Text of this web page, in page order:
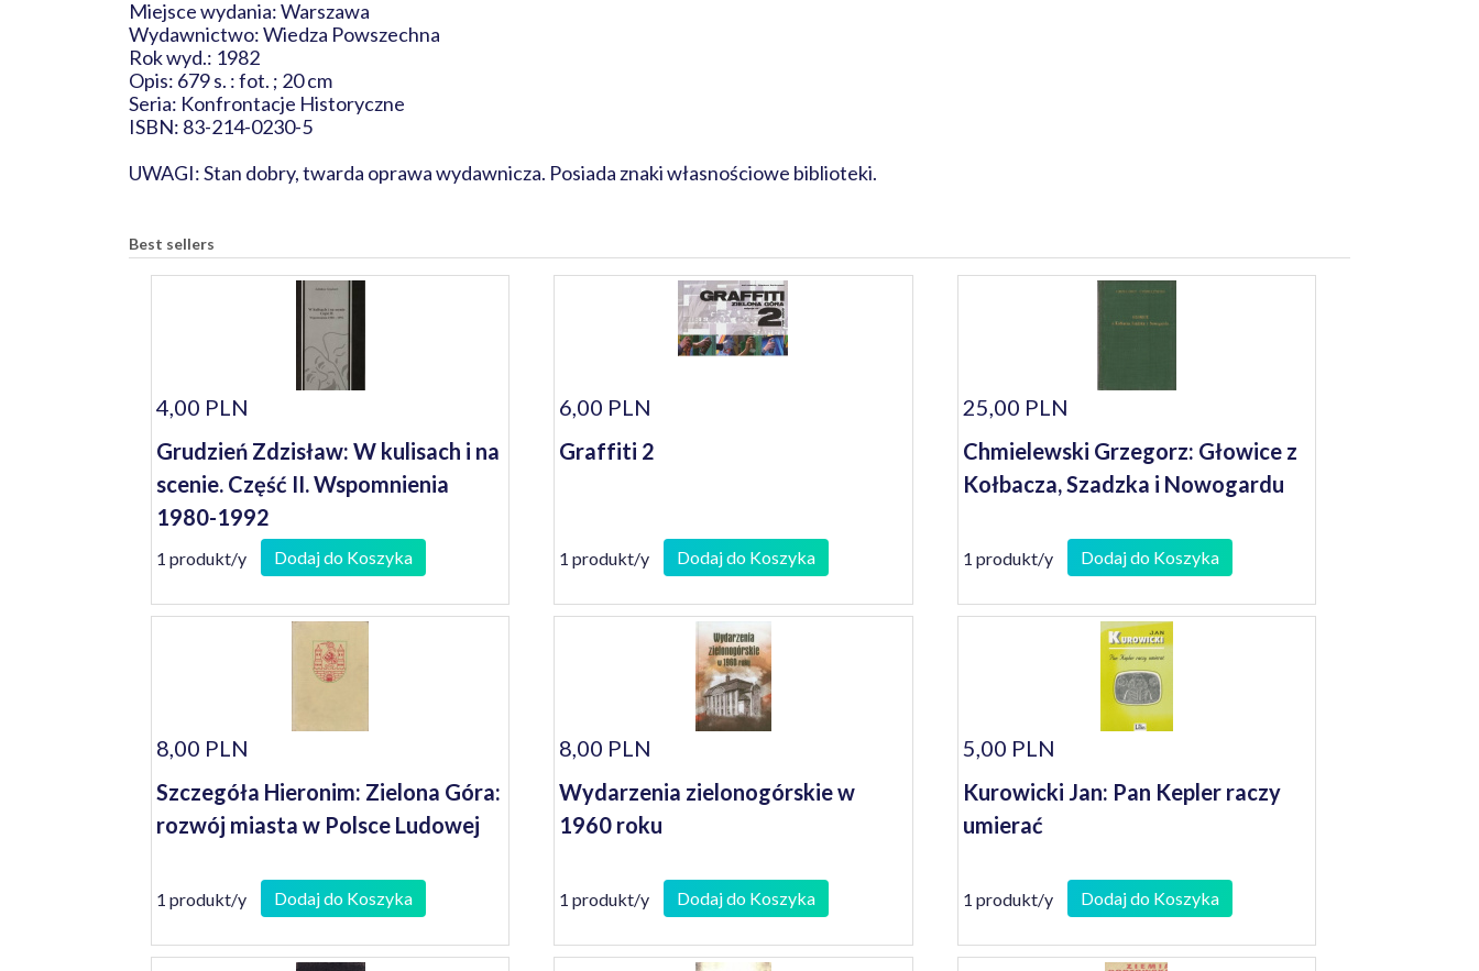
Miejsce wydania: Warszawa
Wydawnictwo: Wiedza Powszechna
Rok wyd.: 1982
Opis: 679 s. : fot. ; 20 cm
Seria: Konfrontacje Historyczne
ISBN: 83-214-0230-5
UWAGI: Stan dobry, twarda oprawa wydawnicza. Posiada znaki własnościowe biblioteki.
Best sellers
4,00 PLN
Grudzień Zdzisław: W kulisach i na
scenie. Część II. Wspomnienia
1980-1992
1 produkt/y Dodaj do Koszyka
6,00 PLN
Graffiti 2
1 produkt/y Dodaj do Koszyka
25,00 PLN
Chmielewski Grzegorz: Głowice z
Kołbacza, Szadzka i Nowogardu
1 produkt/y Dodaj do Koszyka
8,00 PLN
Szczegóła Hieronim: Zielona Góra:
rozwój miasta w Polsce Ludowej
1 produkt/y Dodaj do Koszyka
8,00 PLN
Wydarzenia zielonogórskie w
1960 roku
1 produkt/y Dodaj do Koszyka
5,00 PLN
Kurowicki Jan: Pan Kepler raczy
umierać
1 produkt/y Dodaj do Koszyka